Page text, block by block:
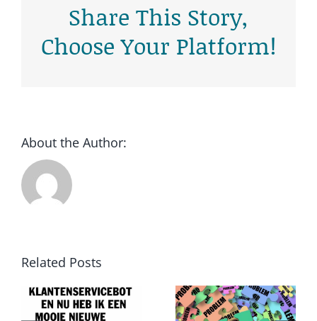
Share This Story,
Choose Your Platform!
About the Author:
Related Posts
Van